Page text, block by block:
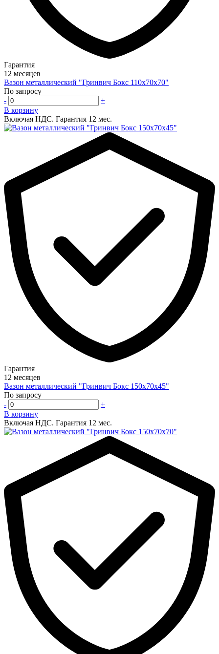
Гарантия
12 месяцев
Вазон металлический "Гринвич Бокс 110х70х70"
По запросу
-
+
В корзину
Включая НДС. Гарантия 12 мес.
Гарантия
12 месяцев
Вазон металлический "Гринвич Бокс 150х70х45"
По запросу
-
+
В корзину
Включая НДС. Гарантия 12 мес.